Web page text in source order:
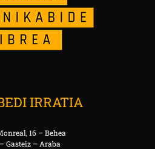
IRRATIA
16 – Behea
Gasteiz – Araba